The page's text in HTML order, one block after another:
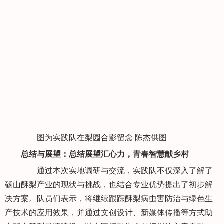
图为实践队在梨园合影留念 陈杰供图
总结与展望：总结展望汇心力，青春智慧献乡村
通过本次实地调研与交流，实践队不仅深入了解了
砀山酥梨产业的现状与挑战，也结合专业优势提出了初步解
决方案。队员们表示，将继续跟踪酥梨病虫害防治与绿色生
产技术的应用效果，并通过文创设计、新媒体传播等方式助